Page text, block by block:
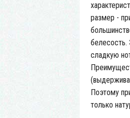
размер -
белесость.
сладкую
Поэтому
только